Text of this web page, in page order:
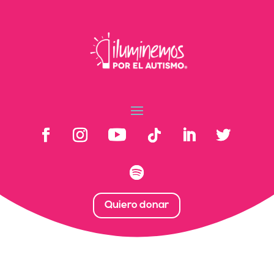
Quiero donar